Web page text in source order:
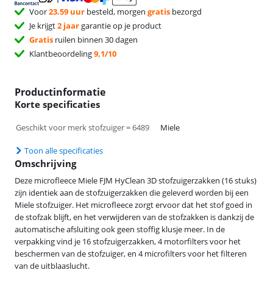
Voor23.59 uur besteld, morgen gratis bezorgd
Je krijgt2 jaargarantie op je product
Gratis ruilen binnen 30 dagen
Klantbeoordeling9,1/10
Productinformatie
Korte specificaties
Geschikt voor merk stofzuiger = 6489 Miele
Toon alle specificaties
Omschrijving
Deze microfleece Miele FJM HyClean 3D stofzuigerzakken (16 stuks)
zijn identiek aan de stofzuigerzakken die geleverd worden bij een
Miele stofzuiger. Het microfleece zorgt ervoor dat het stof goed in
de stofzak blijft, en het verwijderen van de stofzakken is dankzij de
automatische afsluiting ook geen stoffig klusje meer. In de
verpakking vind je 16 stofzuigerzakken, 4 motorfilters voor het
beschermen van de stofzuiger, en 4 microfilters voor het filteren
van de uitblaaslucht.